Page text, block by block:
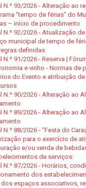
N.º 93/2026 - Alteração ao
“tempo de férias” do
– início de procedimento
N.º 92/2026 - Atualização
municipal de tempo de
definidas
N.º 91/2026 - Reserva |
e vinho - Normas de
do Evento e atribuição
N.º 90/2026 - Alteração ao
N.º 89/2026 - Alteração ao
N.º 88/2026 - “Festa do
para o exercício de
e/ou venda de
de serviços:
N.º 87/2026 - Horários,
dos
dos espaços associativos,